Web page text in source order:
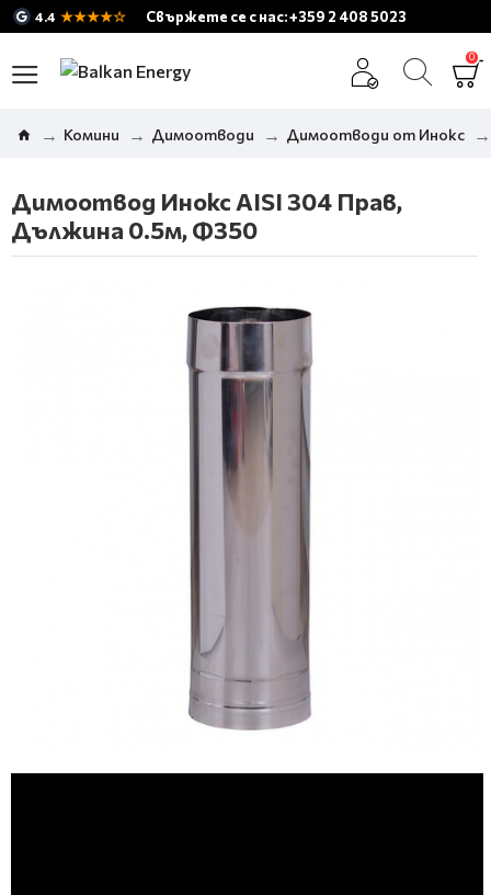
4.4 ★★★★☆ Свържете се с нас: +359 2 408 5023
0
Комини Димоотводи Димоотводи от Инокс
Димоотвод Инокс AISI 304 Прав,
Дължина 0.5м, Ф350